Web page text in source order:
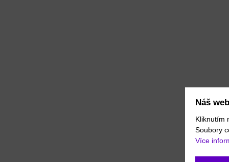
Náš
Kliknutím
Soubory
Více